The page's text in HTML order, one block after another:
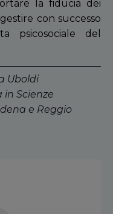
la fiducia dei
con successo
psicosociale del
Uboldi
in Scienze
e Reggio